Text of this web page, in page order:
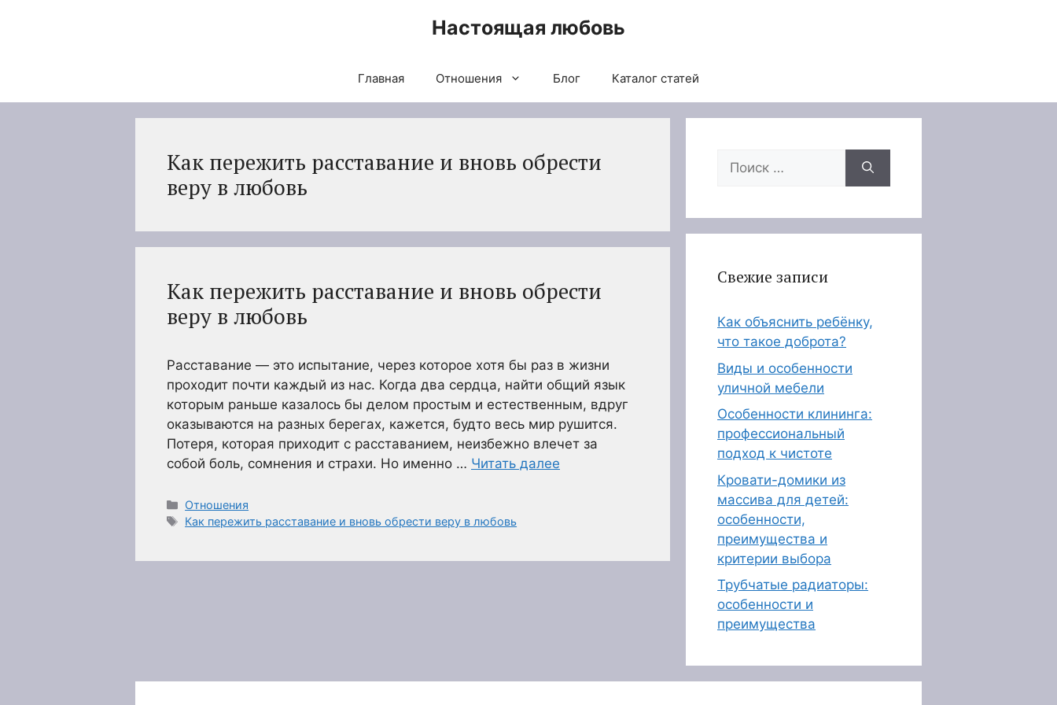
Настоящая любовь
Главная Отношения Блог Каталог статей
Как пережить расставание и вновь обрести
веру в любовь
Как пережить расставание и вновь обрести
веру в любовь
Расставание — это испытание, через которое хотя бы раз в жизни
проходит почти каждый из нас. Когда два сердца, найти общий язык
которым раньше казалось бы делом простым и естественным, вдруг
оказываются на разных берегах, кажется, будто весь мир рушится.
Потеря, которая приходит с расставанием, неизбежно влечет за
собой боль, сомнения и страхи. Но именно … Читать далее
Рубрики
Отношения
Метки
Как пережить расставание и вновь обрести веру в любовь
Поиск:
Свежие записи
Как объяснить ребёнку,
что такое доброта?
Виды и особенности
уличной мебели
Особенности клининга:
профессиональный
подход к чистоте
Кровати-домики из
массива для детей:
особенности,
преимущества и
критерии выбора
Трубчатые радиаторы:
особенности и
преимущества